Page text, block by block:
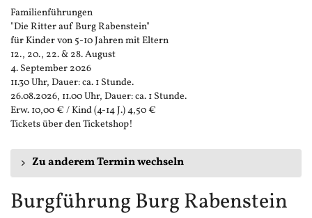
Familienführungen
"Die Ritter auf Burg Rabenstein"
für Kinder von 5-10 Jahren mit Eltern
12., 20., 22. & 28. August
4. September 2026
11.30 Uhr, Dauer: ca. 1 Stunde.
26.08.2026, 11.00 Uhr, Dauer: ca. 1 Stunde.
Erw. 10,00 € / Kind (4-14 J.) 4,50 €
Tickets über den Ticketshop!
Zu anderem Termin wechseln
Burgführung Burg Rabenstein